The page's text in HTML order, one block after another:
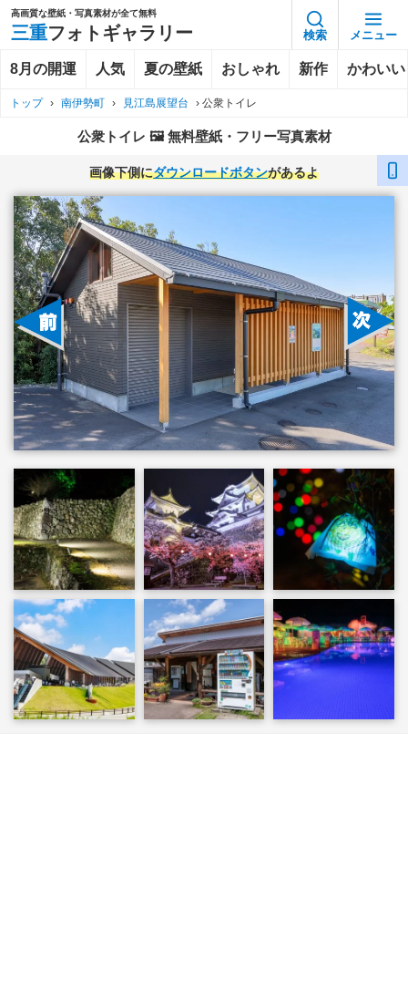
高画質な壁紙・写真素材が全て無料
三重フォトギャラリー 検索 メニュー
8月の開運 人気 夏の壁紙 おしゃれ 新作 かわいい
トップ › 南伊勢町 › 見江島展望台 › 公衆トイレ
公衆トイレ 🖼️ 無料壁紙・フリー写真素材
画像下側にダウンロードボタンがあるよ